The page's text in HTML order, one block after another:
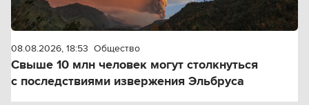
08.08.2026, 18:53 Общество
Свыше 10 млн человек могут столкнуться
с последствиями извержения Эльбруса